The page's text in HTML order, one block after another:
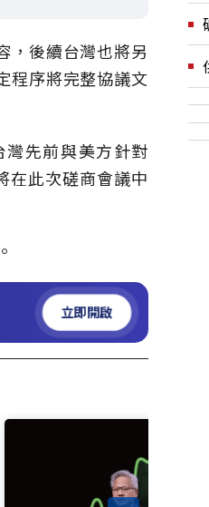
，後續台灣也將另
程序將完整協議文
先前與美方針對
在此次磋商會議中
立即開啟